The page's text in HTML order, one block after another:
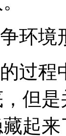
环境
过程
但
起